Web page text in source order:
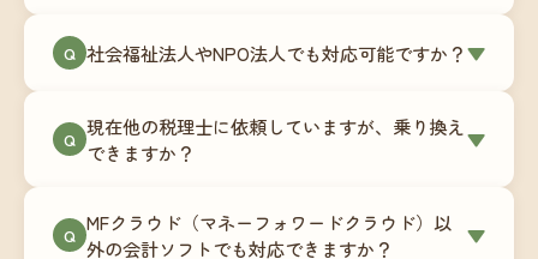
談にも対応しています。
次で進めています。そのため、決算時に追加の作
リプション型の料金体系を実現しています。年間
コストが事前にわかるので、資金繰りの見通しも
Q 社会福祉法人やNPO法人でも対応可能ですか？▼
は営利法人とは会計基準や監査要件が異なるた
め、別途お見積りとなります。まずはお気軽にご
Q 現在他の税理士に依頼していますが、乗り換え
できますか？
▼
ます。前任の税理士事務所との連携や、過去の帳
Q MFクラウド（マネーフォワードクラウド）以
外の会計ソフトでも対応できますか？
▼